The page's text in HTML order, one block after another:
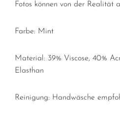
Fotos können von der Realität
Farbe: Mint
Material: 39% Viscose, 40%
Elasthan
Reinigung: Handwäsche